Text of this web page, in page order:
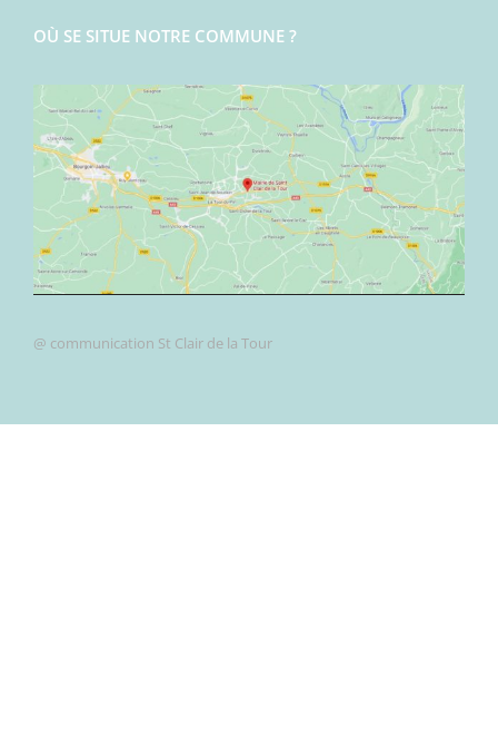
OÙ SE SITUE NOTRE COMMUNE ?
@ communication St Clair de la Tour